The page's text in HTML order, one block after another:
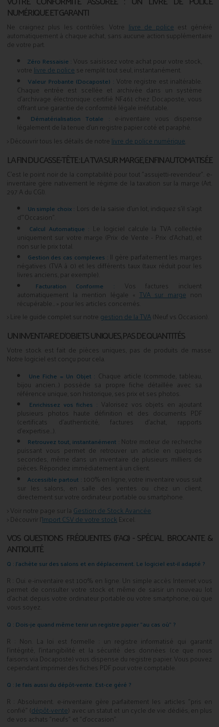
NUMÉRIQUE ET GARANTI
Ne craignez plus les contrôles. Votre livre de police est généré
automatiquement à chaque achat, sans aucune action supplémentaire
de votre part.
Zéro Ressaisie :Vous saisissez votre achat pour votre stock,
votrelivre de policese remplit tout seul, instantanément.
Valeur Probante (Docaposte) : Votre registre est inaltérable.
Chaque entrée est scellée et archivée dans un système
d'archivage électronique certifié NF461 chez Docaposte, vous
offrant une garantie de conformité légale irréfutable.
Dématérialisation Totale : e-inventaire vous dispense
légalement de la tenue d'un registre papier coté et paraphé.
> Découvrir tous les détails de notrelivre de police numérique
LA FIN DU CASSE-TÊTE : LA TVA SUR MARGE, ENFIN AUTOMATISÉE
C'est le point noir de la comptabilité pour tout "assujetti-revendeur". e-
inventaire gère nativement le régime de la taxation sur la marge (Art.
297 A du CGI).
Un simple choix : Lors de la saisie d'un lot, indiquez s'il s'agit
d'"Occasion".
Calcul Automatique : Le logiciel calcule la TVA collectée
uniquement sur votre marge (Prix de Vente - Prix d'Achat), et
non sur le prix total.
Gestion des cas complexes : Il gère parfaitement les marges
négatives (TVA à 0) et les différents taux (taux réduit pour les
livres anciens, par exemple).
Facturation Conforme : Vos factures incluent
automatiquement la mention légale « TVA sur marge non
récupérable... » pour les articles concernés.
> Lire le guide complet sur notre gestion de la TVA(Neuf vs Occasion).
UN INVENTAIRE D'OBJETS UNIQUES, PAS DE QUANTITÉS
Votre stock est fait de pièces uniques, pas de produits de masse.
Notre logiciel est conçu pour cela.
Une Fiche = Un Objet : Chaque article (commode, tableau,
bijou ancien...) possède sa propre fiche détaillée avec sa
référence unique, son historique, ses prix et ses photos.
Enrichissez vos fiches : Valorisez vos objets en ajoutant
plusieurs photos haute définition et des documents PDF
(certificats d'authenticité, factures d'achat, rapports
d'expertise...).
Retrouvez tout, instantanément : Notre moteur de recherche
puissant vous permet de retrouver un article en quelques
secondes, même dans un inventaire de plusieurs milliers de
pièces. Répondez immédiatement à un client.
Accessible partout : 100% en ligne, votre inventaire vous suit
sur les salons, en salle des ventes ou chez un client,
directement sur votre ordinateur portable ou smartphone.
> Voir notre page sur la Gestion de Stock Avancée
> Découvrir l'Import CSV de votre stock Excel.
VOS QUESTIONS FRÉQUENTES (FAQ) - SPÉCIAL BROCANTE &
ANTIQUITÉ
Q : J'achète sur des salons et en déplacement. Le logiciel est-il adapté ?
R : Oui. e-inventaire est 100% en ligne. Un simple accès Internet vous
permet de consulter votre stock et même de saisir un nouveau lot
d'achat depuis votre ordinateur portable ou votre smartphone, où que
vous soyez.
Q : Dois-je quand même tenir un registre papier "au cas où" ?
R : Non. La loi est formelle : un registre informatisé qui garantit
l'intégrité, l'intangibilité et la sécurité des données (ce que nous
faisons via Docaposte) vous dispense du registre papier. Vous pouvez
cependant imprimer des fiches PDF pour votre comptable.
Q : Je fais aussi du dépôt-vente. Est-ce géré ?
R : Absolument. e-inventaire gère parfaitement les articles "pris en
confié" (dépôt-vente) avec un statut et un cycle de vie dédiés, en plus
de vos achats "neufs" et "d'occasion".